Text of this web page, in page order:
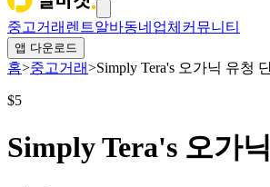
중고거래 렌트알바동네업체 커뮤니티
앱 다운로드
홈>중고거래>Simply Tera's 오가닉 유청
$5
Simply Tera's 오가